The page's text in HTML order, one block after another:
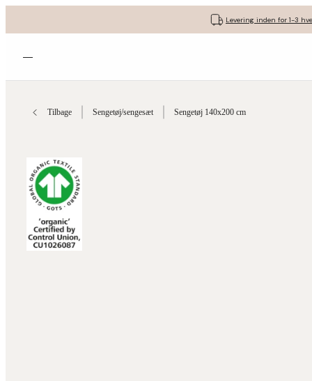
Levering inden for 1-3
Åbn menuen
Tilbage Sengetøj/sengesæt Sengetøj 140x200 cm